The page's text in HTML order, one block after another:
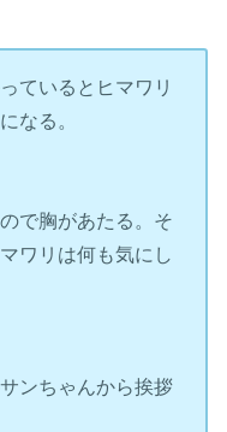
ているとヒマワリ
なる。
で胸があたる。そ
ワリは何も気にし
ンちゃんから挨拶